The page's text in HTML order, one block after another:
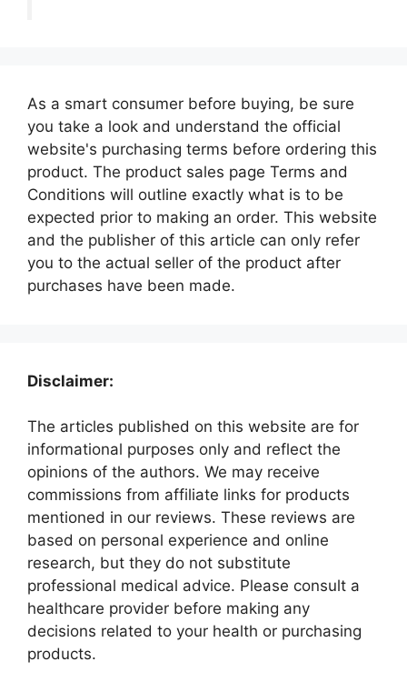
As a smart consumer before buying, be sure
you take a look and understand the official
website's purchasing terms before ordering this
product. The product sales page Terms and
Conditions will outline exactly what is to be
expected prior to making an order. This website
and the publisher of this article can only refer
you to the actual seller of the product after
purchases have been made.
Disclaimer:
The articles published on this website are for
informational purposes only and reflect the
opinions of the authors. We may receive
commissions from affiliate links for products
mentioned in our reviews. These reviews are
based on personal experience and online
research, but they do not substitute
professional medical advice. Please consult a
healthcare provider before making any
decisions related to your health or purchasing
products.